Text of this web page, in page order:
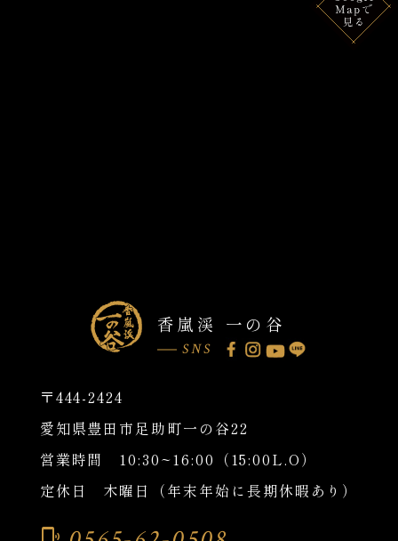
香嵐渓 一の谷
SNS
〒444-2424
愛知県豊田市足助町一の谷22
営業時間 10:30~16:00（15:00L.O）
定休日 木曜日（年末年始に長期休暇あり）
phonelink_ring